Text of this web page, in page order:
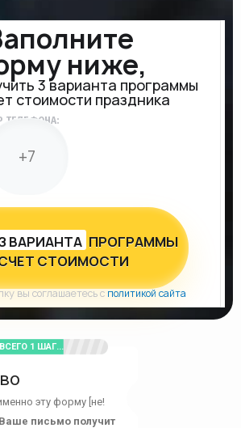
ниже,
3 варианта программы
стоимости праздника
ТЕЛЕФОНА:
ВАРИАНТА ПРОГРАММЫ
СТОИМОСТИ
вы соглашаетесь сполитикой сайта
1 ШАГ...
эту форму [не!
Ваше письмо получит